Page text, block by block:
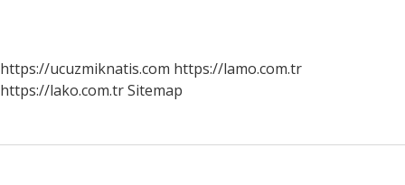
Içilir
https://ucuzmiknatis.com https://lamo.com.tr
https://lako.com.trSitemap